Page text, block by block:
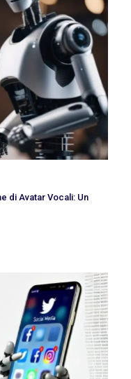
di Avatar Vocali: Un